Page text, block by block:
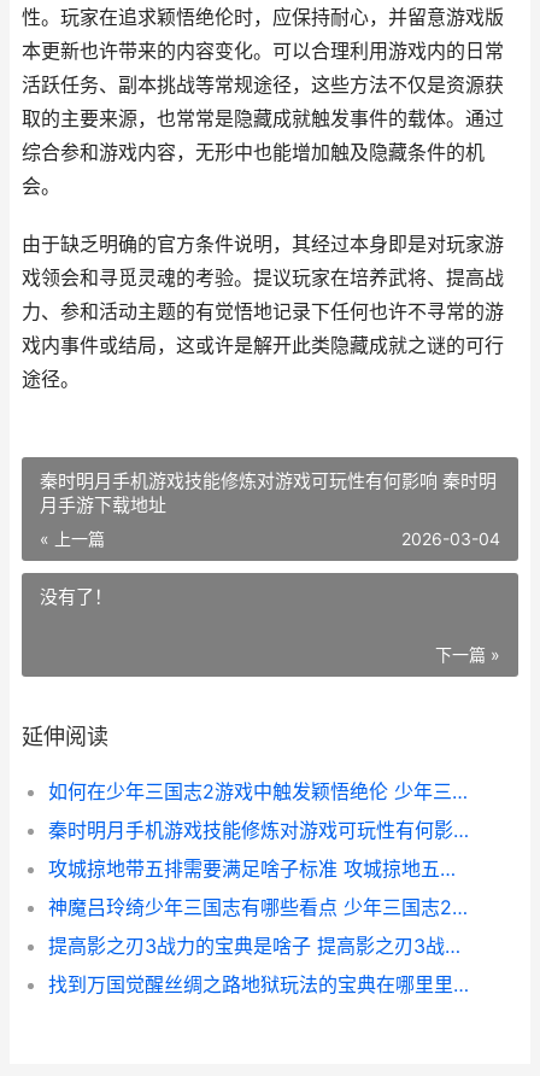
性。玩家在追求颖悟绝伦时，应保持耐心，并留意游戏版
本更新也许带来的内容变化。可以合理利用游戏内的日常
活跃任务、副本挑战等常规途径，这些方法不仅是资源获
取的主要来源，也常常是隐藏成就触发事件的载体。通过
综合参和游戏内容，无形中也能增加触及隐藏条件的机
会。
由于缺乏明确的官方条件说明，其经过本身即是对玩家游
戏领会和寻觅灵魂的考验。提议玩家在培养武将、提高战
力、参和活动主题的有觉悟地记录下任何也许不寻常的游
戏内事件或结局，这或许是解开此类隐藏成就之谜的可行
途径。
秦时明月手机游戏技能修炼对游戏可玩性有何影响 秦时明
月手游下载地址
« 上一篇 2026-03-04
没有了！
下一篇 »
延伸阅读
如何在少年三国志2游戏中触发颖悟绝伦 少年三国30级开启功能
秦时明月手机游戏技能修炼对游戏可玩性有何影响 秦时明月手游下载地址
攻城掠地带五排需要满足啥子标准 攻城掠地五排兵
神魔吕玲绮少年三国志有哪些看点 少年三国志2吕玲绮用什么神兵
提高影之刃3战力的宝典是啥子 提高影之刃3战力的方法
找到万国觉醒丝绸之路地狱玩法的宝典在哪里里 万国觉醒怎么探索